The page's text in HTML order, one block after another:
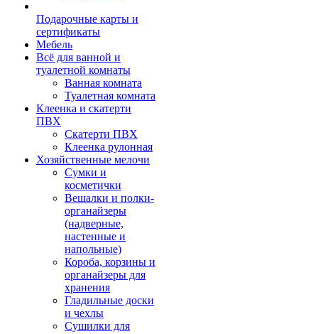
Подарочные карты и
сертификаты
Мебель
Всё для ванной и
туалетной комнаты
Ванная комната
Туалетная комната
Клеенка и скатерти
ПВХ
Скатерти ПВХ
Клеенка рулонная
Хозяйственные мелочи
Сумки и
косметички
Вешалки и полки-
органайзеры
(надверные,
настенные и
напольные)
Короба, корзины и
органайзеры для
хранения
Гладильные доски
и чехлы
Сушилки для